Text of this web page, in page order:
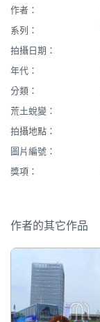
街
市
作者：
系列：
拍攝日期：
年代：
分類：
荒土蛻變：
拍攝地點：
圖片編號：
獎項：
作者的其它作品